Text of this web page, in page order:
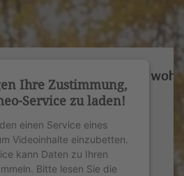
Ihre Zustimmung,
Service zu laden!
einen Service eines
Videoinhalte einzubetten.
kann Daten zu Ihren
Bitte lesen Sie die